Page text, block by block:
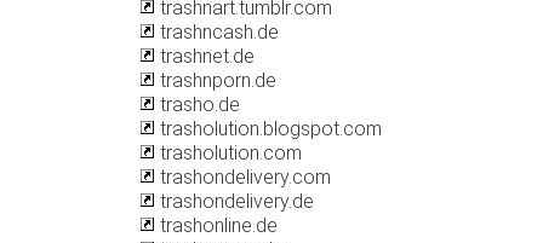
trashnart.tumblr.com
trashncash.de
trashnet.de
trashnporn.de
trasho.de
trasholution.blogspot.com
trasholution.com
trashondelivery.com
trashondelivery.de
trashonline.de